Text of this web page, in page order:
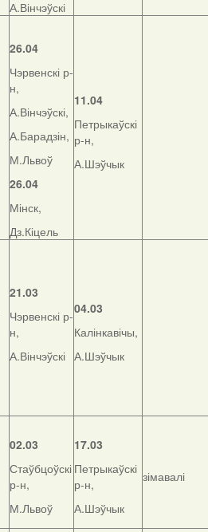
А.Вінчэўскі
26.04
Чэрвенскі р-
н,
А.Вінчэўскі,
А.Барадзін,
М.Львоў
26.04
Мінск,
Дз.Кіцель
11.04
Петрыкаўскі
р-н,
А.Шэўчык
21.03
Чэрвенскі р-
н,
А.Вінчэўскі
04.03
Калінкавічы,
А.Шэўчык
02.03
Стаўбцоўскі
р-н,
М.Львоў
17.03
Петрыкаўскі
р-н,
А.Шэўчык
зімавалі